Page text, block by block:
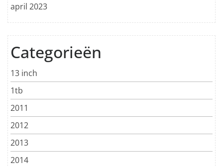
april 2023
Categorieën
13 inch
1tb
2011
2012
2013
2014